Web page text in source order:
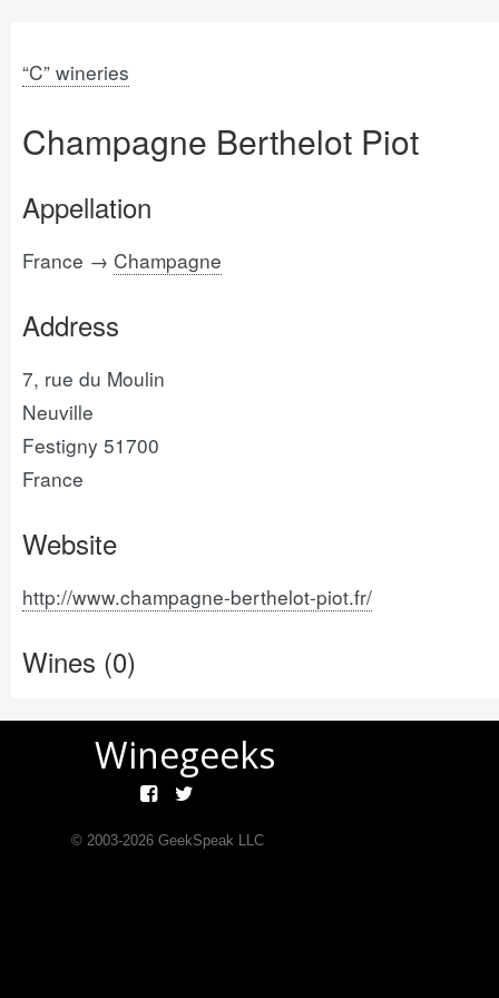
“C” wineries
Champagne Berthelot Piot
Appellation
France → Champagne
Address
7, rue du Moulin
Neuville
Festigny 51700
France
Website
http://www.champagne-berthelot-piot.fr/
Wines (0)
Winegeeks
© 2003-2026GeekSpeak LLC